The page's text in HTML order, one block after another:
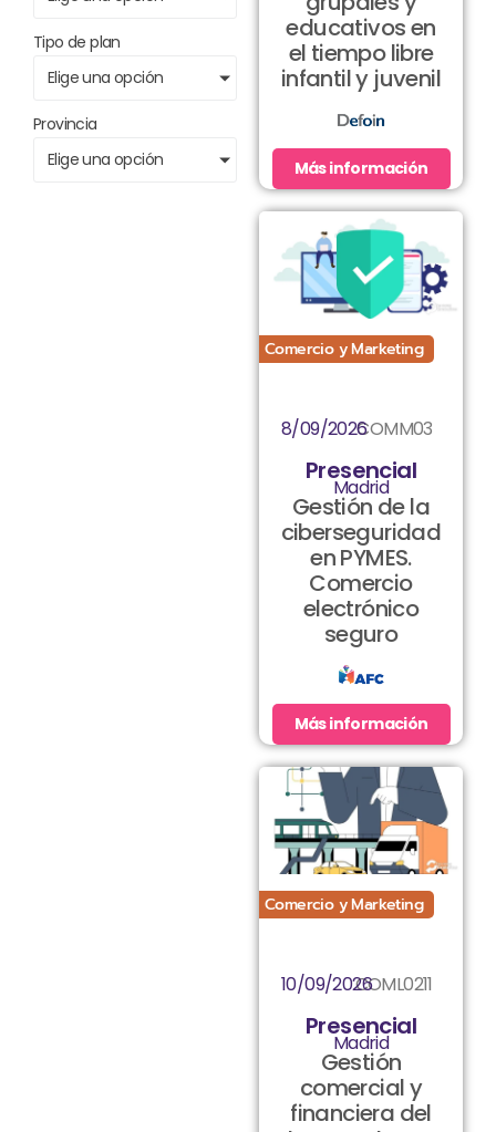
Tipo de plan
Elige una opción
Provincia
Elige una opción
educativos en
el tiempo libre
infantil y juvenil
Más información
Comercio y Marketing
COMM03
8/09/2026
Presencial
Madrid
Gestión de la
ciberseguridad
en PYMES.
Comercio
electrónico
seguro
Más información
Comercio y Marketing
COML0211
10/09/2026
Presencial
Madrid
Gestión
comercial y
financiera del